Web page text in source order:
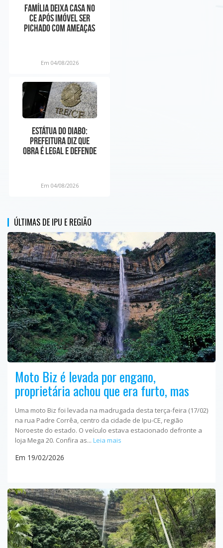
Família deixa casa no
CE após imóvel ser
pichado com ameaças
Em 04/08/2026
Estátua do Diabo:
prefeitura diz que
obra é legal e defende
Em 04/08/2026
ÚLTIMAS DE IPU E REGIÃO
Moto Biz é levada por engano,
proprietária achou que era furto, mas
Uma moto Biz foi levada na madrugada desta terça-feira (17/02)
na rua Padre Corrêa, centro da cidade de Ipu-CE, região
Noroeste do estado. O veículo estava estacionado defronte a
loja Mega 20. Confira as... Leia mais
Em 19/02/2026